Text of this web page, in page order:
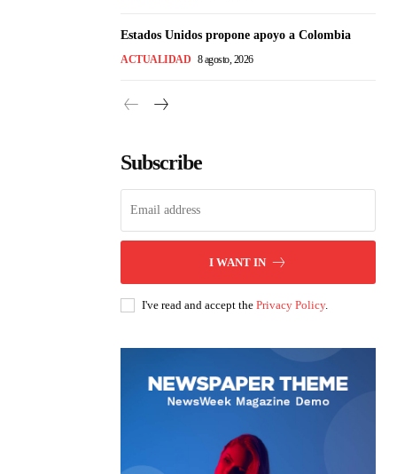
Estados Unidos propone apoyo a Colombia
ACTUALIDAD 8 agosto, 2026
Subscribe
I WANT IN
I've read and accept the Privacy Policy.